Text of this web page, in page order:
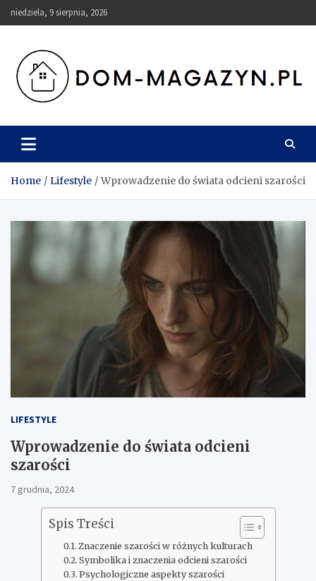
Skip
to
niedziela, 9 sierpnia, 2026
Dom-Magazyn.pl
Home Lifestyle Wprowadzenie do świata odcieni szarości
LIFESTYLE
Wprowadzenie do świata odcieni
szarości
7 grudnia, 2024
Spis Treści
Znaczenie szarości w różnych kulturach
Symbolika i znaczenia odcieni szarości
Psychologiczne aspekty szarości